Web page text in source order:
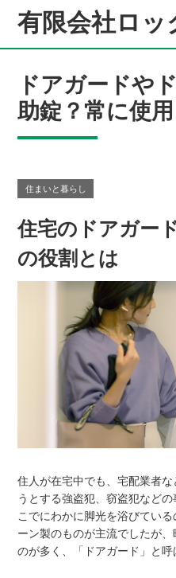
有限会社ロッ
ドアガードや
助錠？常に使用
住まいと暮らし
住宅のドアガー
の役割とは
住人が在宅中でも、宅配業者
うとする強盗犯、窃盗犯など
こでにわかに脚光を浴びてい
ーン製のものが主流でしたが
のが多く、「ドアガード」と呼